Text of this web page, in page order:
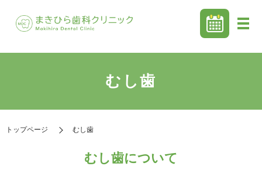
むし歯
トップページ むし歯
むし歯について